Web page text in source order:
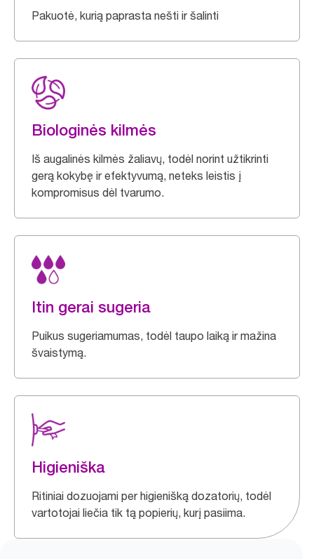
Pakuotė, kurią paprasta nešti ir šalinti
Biologinės kilmės
Iš augalinės kilmės žaliavų, todėl norint užtikrinti
gerą kokybę ir efektyvumą, neteks leistis į
kompromisus dėl tvarumo.
Itin gerai sugeria
Puikus sugeriamumas, todėl taupo laiką ir mažina
švaistymą.
Higieniška
Ritiniai dozuojami per higienišką dozatorių, todėl
vartotojai liečia tik tą popierių, kurį pasiima.